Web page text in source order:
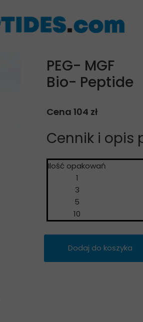
PEG- MGF
Bio- Peptide
Cena 104 zł
Cennik i opis
Ilość opakowań
1
3
5
10
Dodaj do koszyka